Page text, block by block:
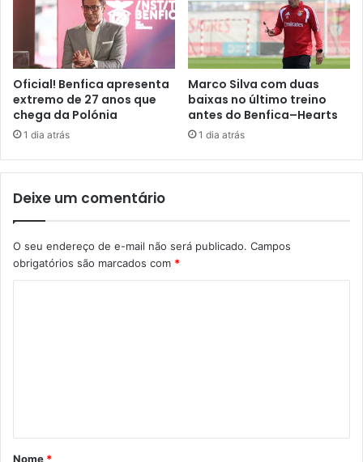
Oficial! Benfica apresenta
extremo de 27 anos que
chega da Polónia
1 dia atrás
Marco Silva com duas
baixas no último treino
antes do Benfica–Hearts
1 dia atrás
Deixe um comentário
O seu endereço de e-mail não será publicado. Campos
obrigatórios são marcados com *
á
Nome *